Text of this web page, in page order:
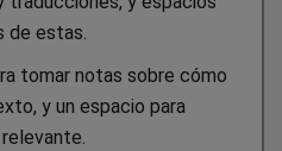
de estas.
tomar notas sobre cómo
y un espacio para